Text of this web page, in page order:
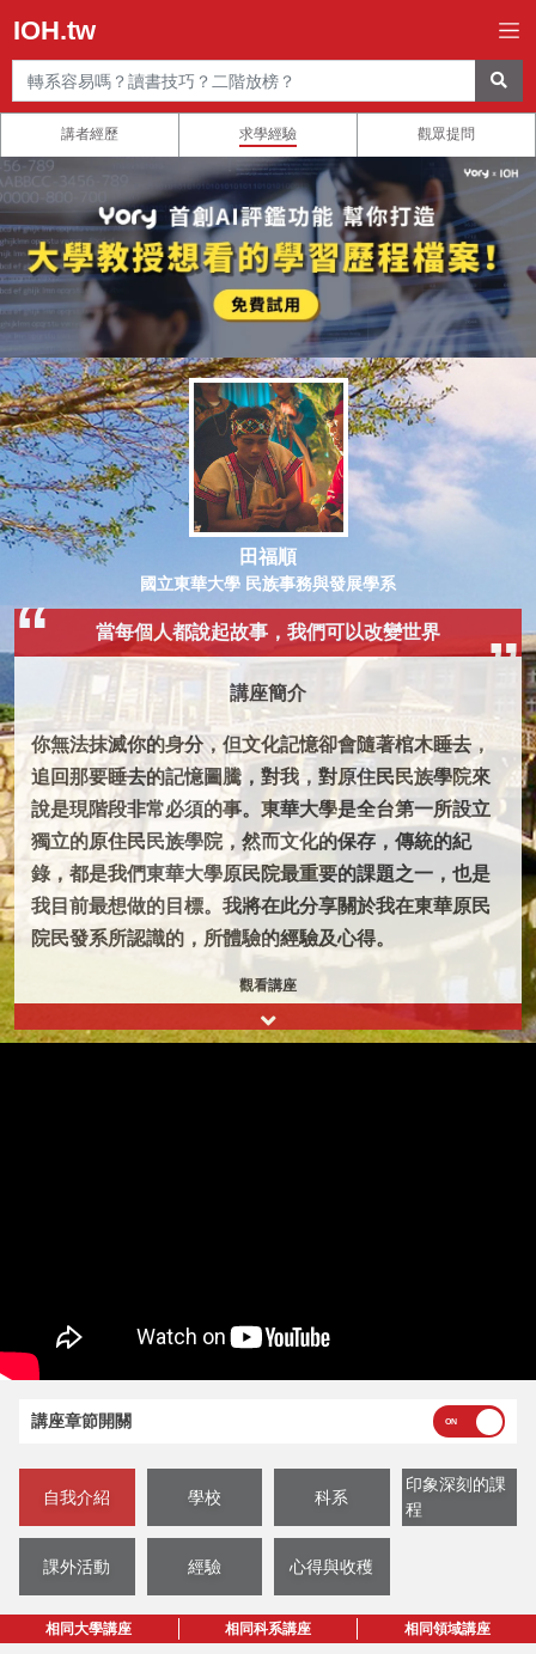
IOH.tw
講者經歷 求學經驗 觀眾提問
田福順
國立東華大學 民族事務與發展學系
當每個人都說起故事，我們可以改變世界
講座簡介
你無法抹滅你的身分，但文化記憶卻會隨著棺木睡去，
追回那要睡去的記憶圖騰，對我，對原住民民族學院來
說是現階段非常必須的事。東華大學是全台第一所設立
獨立的原住民民族學院，然而文化的保存，傳統的紀
錄，都是我們東華大學原民院最重要的課題之一，也是
我目前最想做的目標。我將在此分享關於我在東華原民
院民發系所認識的，所體驗的經驗及心得。
觀看講座
講座章節開關
自我介紹 學校 科系
印象深刻的課
程
課外活動 經驗 心得與收穫
相同大學講座 相同科系講座 相同領域講座